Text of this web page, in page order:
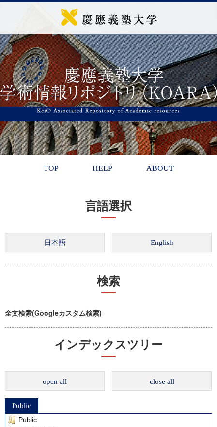
TOP HELP ABOUT
言語選択
検索
全文検索(Googleカスタム検索)
インデックスツリー
open all close all
Public
Public